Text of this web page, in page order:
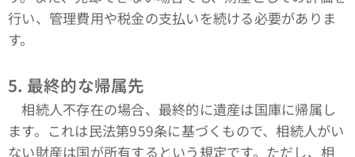
行い、管理費用や税金の支払いを続ける必要がありま
す。
5. 最終的な帰属先
相続人不存在の場合、最終的に遺産は国庫に帰属し
ます。これは民法第959条に基づくもので、相続人がい
ない財産は国が所有するという規定です。ただし、相